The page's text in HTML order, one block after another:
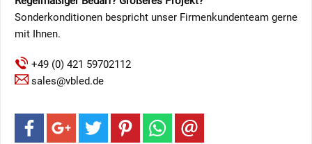
Sonderkonditionen bespricht unser Firmenkundenteam gerne
mit Ihnen.
+49 (0) 421 59702112
sales@vbled.de